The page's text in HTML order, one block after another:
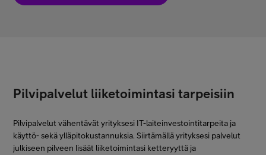
Pilvipalvelut liiketoimintasi tarpeisiin
Pilvipalvelut vähentävät yrityksesi IT-laiteinvestointitarpeita ja
käyttö- sekä ylläpitokustannuksia. Siirtämällä yrityksesi palvelut
julkiseen pilveen lisäät liiketoimintasi ketteryyttä ja